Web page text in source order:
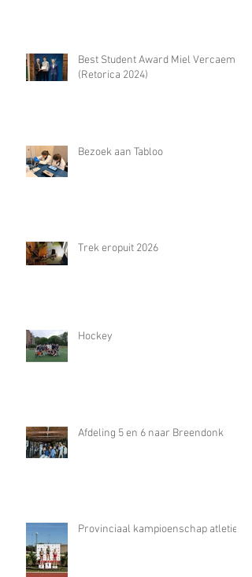
Best Student Award Miel Vercaemst
(Retorica 2024)
Bezoek aan Tabloo
Trek eropuit 2026
Hockey
Afdeling 5 en 6 naar Breendonk
Provinciaal kampioenschap atletiek